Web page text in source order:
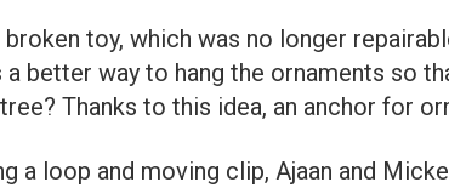
broken toy, which was no longer
a better way to hang the ornaments so
Thanks to this idea, an anchor for
a loop and moving clip, Ajaan and